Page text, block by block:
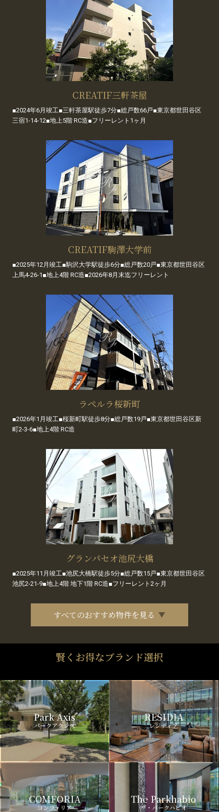
CREATIF三軒茶屋
■2024年6月竣工■三軒茶屋駅徒歩7分■総戸数66戸■東京都世田谷区
三宿1-14-12■地上5階 RC造■フリーレント1ヶ月
CREATIF駒澤大学前
■2025年12月竣工■駒沢大学駅徒歩6分■総戸数20戸■東京都世田谷区
上馬4-26-1■地上4階 RC造■2026年8月末迄フリーレント
ラペルラ桜新町
■2026年1月竣工■桜新町駅徒歩8分■総戸数19戸■東京都世田谷区新
町2-3-6■地上4階 RC造
グランパセオ池尻大橋
■2025年11月竣工■池尻大橋駅徒歩5分■総戸数15戸■東京都世田谷区
池尻2-21-9■地上4階 地下1階 RC造■フリーレント2ヶ月
すべてのおすすめ物件を見る
賢くお得なブランド選択
Park Axis
パークアクシス
RESIDIA
レジディア
COMFORIA
コンフォリア
The Parkhabio
ザ・パークハビオ